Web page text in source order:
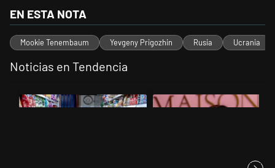
EN ESTA NOTA
Mookie Tenembaum Yevgeny Prigozhin Rusia Ucrania
Noticias en Tendencia
Un artículo de tendencia con el título "La inflación en CABA marcó
Un artículo de tendencia con el